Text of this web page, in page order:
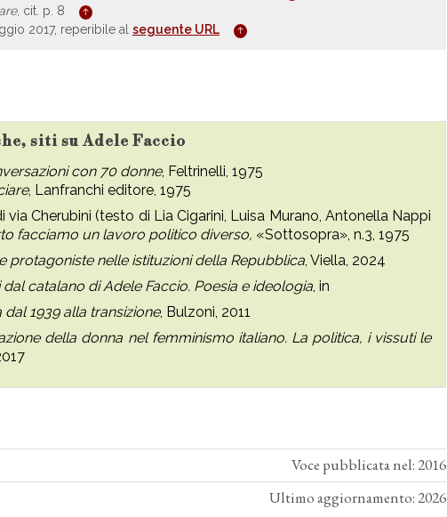
, cit. p. 8
2017, reperibile al seguente URL
siti su Adele Faccio
con 70 donne, Feltrinelli, 1975
, Lanfranchi editore, 1975
Cherubini (testo di Lia Cigarini, Luisa Murano, Antonella Nappi
facciamo un lavoro politico diverso, «Sottosopra», n.3, 1975
protagoniste nelle istituzioni della Repubblica, Viella, 2024
catalano di Adele Faccio. Poesia e ideologia, in
1939 alla transizione, Bulzoni, 2011
della donna nel femminismo italiano. La politica, i vissuti le
Voce pubblicata nel: 2016
Ultimo aggiornamento: 2026